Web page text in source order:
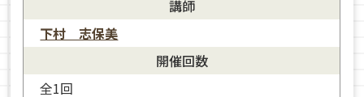
講師
下村 志保美
開催回数
全1回